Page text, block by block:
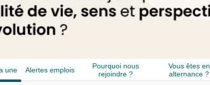
une Alertes emplois
Pourquoi nous
rejoindre ?
Vous êtes en
alternance ?